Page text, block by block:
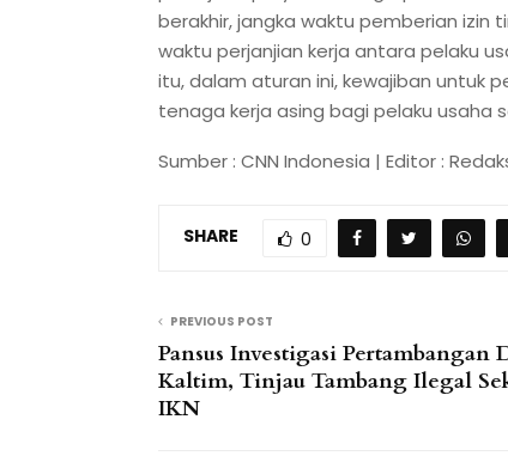
berakhir, jangka waktu pemberian izin
waktu perjanjian kerja antara pelaku
itu, dalam aturan ini, kewajiban untuk
tenaga kerja asing bagi pelaku usaha
Sumber : CNN Indonesia | Editor :
SHARE 0
PREVIOUS POST
Pansus Investigasi Pertambangan
Kaltim, Tinjau Tambang Ilegal
IKN